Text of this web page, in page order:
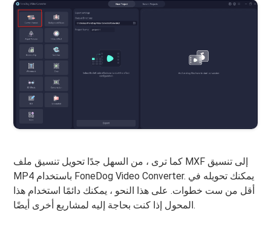
كما ترى ، من السهل جدًا تحويل تنسيق ملف MXF إلى تنسيق
MP4 باستخدام FoneDog Video Converter. يمكنك تحويله في
أقل من ست خطوات. على هذا النحو ، يمكنك دائمًا استخدام هذا
المحول إذا كنت بحاجة إليه لمشاريع أخرى أيضًا.